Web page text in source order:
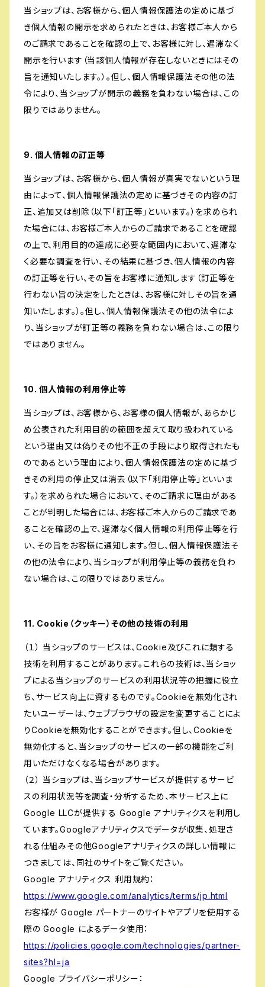
当ショップは、お客様から、個人情報保護法の定めに基づ
き個人情報の開示を求められたときは、お客様ご本人から
のご請求であることを確認の上で、お客様に対し、遅滞なく
開示を行います（当該個人情報が存在しないときにはその
旨を通知いたします。）。但し、個人情報保護法その他の法
令により、当ショップが開示の義務を負わない場合は、この
限りではありません。
9. 個人情報の訂正等
当ショップは、お客様から、個人情報が真実でないという理
由によって、個人情報保護法の定めに基づきその内容の訂
正、追加又は削除（以下「訂正等」といいます。）を求められ
た場合には、お客様ご本人からのご請求であることを確認
の上で、利用目的の達成に必要な範囲内において、遅滞な
く必要な調査を行い、その結果に基づき、個人情報の内容
の訂正等を行い、その旨をお客様に通知します（訂正等を
行わない旨の決定をしたときは、お客様に対しその旨を通
知いたします。）。但し、個人情報保護法その他の法令によ
り、当ショップが訂正等の義務を負わない場合は、この限り
ではありません。
10. 個人情報の利用停止等
当ショップは、お客様から、お客様の個人情報が、あらかじ
め公表された利用目的の範囲を超えて取り扱われている
という理由又は偽りその他不正の手段により取得されたも
のであるという理由により、個人情報保護法の定めに基づ
きその利用の停止又は消去（以下「利用停止等」といいま
す。）を求められた場合において、そのご請求に理由がある
ことが判明した場合には、お客様ご本人からのご請求であ
ることを確認の上で、遅滞なく個人情報の利用停止等を行
い、その旨をお客様に通知します。但し、個人情報保護法そ
の他の法令により、当ショップが利用停止等の義務を負わ
ない場合は、この限りではありません。
11. Cookie（クッキー）その他の技術の利用
（１） 当ショップのサービスは、Cookie及びこれに類する
技術を利用することがあります。これらの技術は、当ショッ
プによる当ショップのサービスの利用状況等の把握に役立
ち、サービス向上に資するものです。Cookieを無効化され
たいユーザーは、ウェブブラウザの設定を変更することによ
りCookieを無効化することができます。但し、Cookieを
無効化すると、当ショップのサービスの一部の機能をご利
用いただけなくなる場合があります。
（２） 当ショップは、当ショップサービスが提供するサービ
スの利用状況等を調査・分析するため、本サービス上に
Google LLCが提供する Google アナリティクスを利用し
ています。Googleアナリティクスでデータが収集、処理さ
れる仕組みその他Googleアナリティクスの詳しい情報に
つきましては、同社のサイトをご覧ください。
Google アナリティクス 利用規約：
https://www.google.com/analytics/terms/jp.html
お客様が Google パートナーのサイトやアプリを使用する
際の Google によるデータ使用：
https://policies.google.com/technologies/partner-
sites?hl=ja
Google プライバシーポリシー：